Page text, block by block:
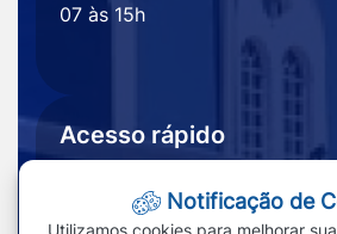
07 às 15h
Acesso rápido
Notificação de
Utilizamos cookies para melhorar